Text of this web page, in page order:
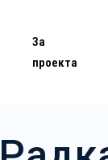
За
проекта